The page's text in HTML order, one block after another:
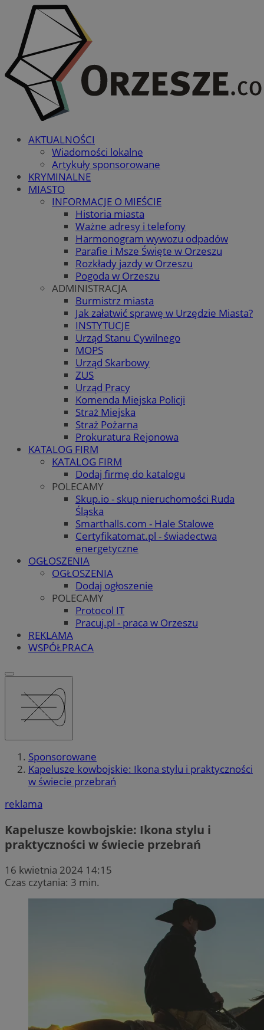
AKTUALNOŚCI
Wiadomości lokalne
Artykuły sponsorowane
KRYMINALNE
MIASTO
INFORMACJE O MIEŚCIE
Historia miasta
Ważne adresy i telefony
Harmonogram wywozu odpadów
Parafie i Msze Święte w Orzeszu
Rozkłady jazdy w Orzeszu
Pogoda w Orzeszu
ADMINISTRACJA
Burmistrz miasta
Jak załatwić sprawę w Urzędzie Miasta?
INSTYTUCJE
Urząd Stanu Cywilnego
MOPS
Urząd Skarbowy
ZUS
Urząd Pracy
Komenda Miejska Policji
Straż Miejska
Straż Pożarna
Prokuratura Rejonowa
KATALOG FIRM
KATALOG FIRM
Dodaj firmę do katalogu
POLECAMY
Skup.io - skup nieruchomości Ruda
Śląska
Smarthalls.com - Hale Stalowe
Certyfikatomat.pl - świadectwa
energetyczne
OGŁOSZENIA
OGŁOSZENIA
Dodaj ogłoszenie
POLECAMY
Protocol IT
Pracuj.pl - praca w Orzeszu
REKLAMA
WSPÓŁPRACA
Sponsorowane
Kapelusze kowbojskie: Ikona stylu i praktyczności
w świecie przebrań
reklama
Kapelusze kowbojskie: Ikona stylu i
praktyczności w świecie przebrań
16 kwietnia 2024 14:15
Czas czytania: 3 min.